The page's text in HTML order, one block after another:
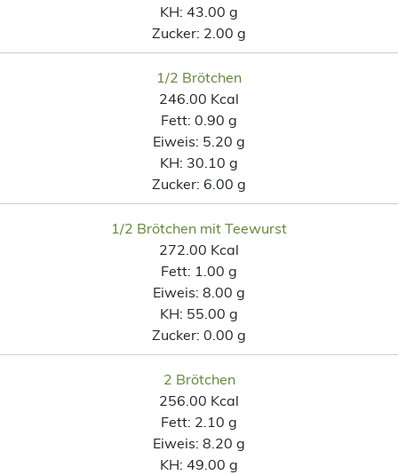
KH: 43.00 g
Zucker: 2.00 g
1/2 Brötchen
246.00 Kcal
Fett: 0.90 g
Eiweis: 5.20 g
KH: 30.10 g
Zucker: 6.00 g
1/2 Brötchen mit Teewurst
272.00 Kcal
Fett: 1.00 g
Eiweis: 8.00 g
KH: 55.00 g
Zucker: 0.00 g
2 Brötchen
256.00 Kcal
Fett: 2.10 g
Eiweis: 8.20 g
KH: 49.00 g